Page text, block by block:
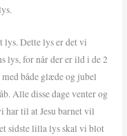
lys. Dette lys er det vi
lys, for når der er ild i de 2
både glæde og jubel
Alle disse dage venter og
har til at Jesu barnet vil
sidste lilla lys skal vi blot